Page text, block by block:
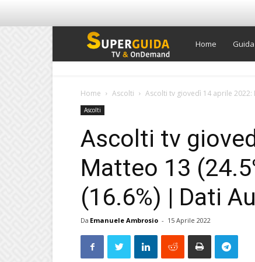
Super
Home
Home Ascolti Ascolti tv giovedì 14 aprile 2022:
Ascolti
Ascolti tv
Matteo 13
(16.6%) | Dati
Da Emanuele Ambrosio - 15 Aprile 2022